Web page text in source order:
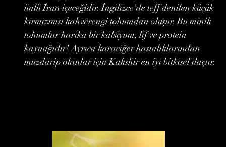
ünlü İran içeceğidir. İngilizce'de teff denilen küçük
kırmızımsı kahverengi tohumdan oluşur. Bu minik
tohumlar harika bir kalsiyum, lif ve protein
kaynağıdır! Ayrıca karaciğer hastalıklarından
muzdarip olanlar için Kakshir en iyi bitkisel ilaçtır.